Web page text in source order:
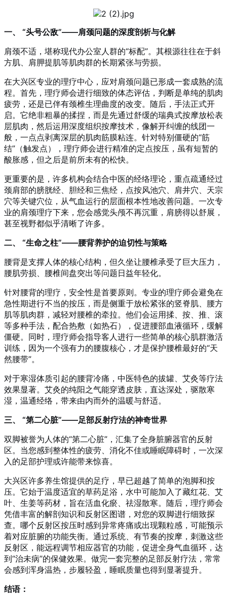
一、 “头号公敌”——肩颈问题的深度剖析与化解
肩颈不适，堪称现代办公室人群的“标配”。其根源往往在于斜
方肌、肩胛提肌等肌肉群的长期紧张与劳损。
在大兴区专业的理疗中心，应对肩颈问题已形成一套成熟的流
程。首先，理疗师会进行细致的体态评估，判断是单纯的肌肉
疲劳，还是已伴有颈椎生理曲度的改变。随后，手法正式开
启。它绝非粗暴的揉捏，而是先通过舒缓的瑞典式按摩放松表
层肌肉，然后运用深度组织按摩技术，像解开纠缠的线团一
般，一点点剥离深层的肌肉筋膜粘连。针对特别僵硬的“筋
结”（触发点），理疗师会进行精准的定点按压，虽有短暂的
酸胀感，但之后是前所未有的松快。
更重要的是，许多机构会结合中医的经络理论，重点疏通经过
颈肩部的膀胱经、胆经和三焦经，点按风池穴、肩井穴、天宗
穴等关键穴位，从气血运行的层面根本性地改善问题。一次专
业的肩颈理疗下来，您会感觉头颅不再沉重，肩膀得以舒展，
甚至视野都似乎清晰了许多。
二、 “生命之柱”——腰背养护的迫切性与策略
腰背是支撑人体的核心结构，但久坐让腰椎承受了巨大压力，
腰肌劳损、腰椎间盘突出等问题日益年轻化。
针对腰背的理疗，安全性是首要原则。专业的理疗师会避免在
急性期进行不当的按压，而是侧重于放松紧张的竖脊肌、腰方
肌等肌肉群，减轻对腰椎的牵拉。他们会运用揉、按、推、滚
等多种手法，配合热敷（如热石），促进腰部血液循环，缓解
僵硬。同时，理疗师会指导客人进行一些简单的核心肌群激活
训练，因为一个强有力的腰腹核心，才是保护腰椎最好的“天
然腰带”。
对于寒湿体质引起的腰背冷痛，中医特色的拔罐、艾灸等疗法
效果显著。艾灸的纯阳之气能穿透皮肤，直达深处，驱散寒
湿，温通经络，带来由内而外的温暖与舒适。
三、 “第二心脏”——足部反射疗法的神奇世界
双脚被誉为人体的“第二心脏”，汇集了全身脏腑器官的反射
区。当您感到整体性的疲劳、消化不佳或睡眠障碍时，一次深
入的足部护理或许能带来惊喜。
大兴区许多养生馆提供的足疗，早已超越了简单的泡脚和按
压。它始于温度适宜的草药足浴，水中可能加入了藏红花、艾
叶、生姜等药材，旨在活血化瘀、祛湿散寒。随后，理疗师会
凭借丰富的解剖知识和反射区图谱，对您的双脚进行细致探
查。哪个反射区按压时感到异常疼痛或出现颗粒感，可能预示
着对应脏腑的功能失衡。通过系统、有节奏的按摩，刺激这些
反射区，能远程调节相应器官的功能，促进全身气血循环，达
到“治未病”的保健效果。做完一套完整的足部反射疗法，常常
会感到浑身温热，步履轻盈，睡眠质量也得到显著提升。
结语：